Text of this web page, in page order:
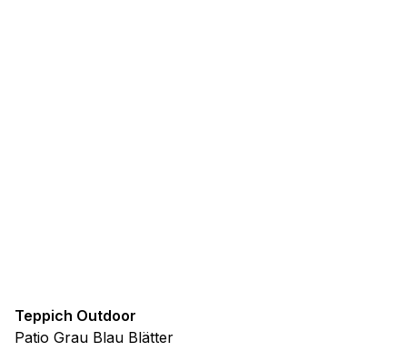
Teppich Outdoor
Patio Grau Blau Blätter